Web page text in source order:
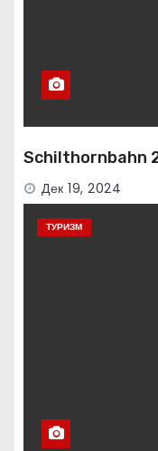
Schilthornbahn
Дек 19, 2024
ТУРИЗМ